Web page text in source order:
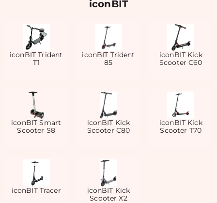
iconBIT
iconBIT Trident
T1
iconBIT Trident
85
iconBIT Kick
Scooter C60
iconBIT Smart
Scooter S8
iconBIT Kick
Scooter C80
iconBIT Kick
Scooter T70
iconBIT Tracer
iconBIT Kick
Scooter X2